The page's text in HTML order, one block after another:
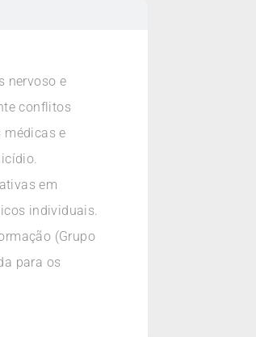
nervoso e
conflitos
médicas e
em
individuais.
(Grupo
para os